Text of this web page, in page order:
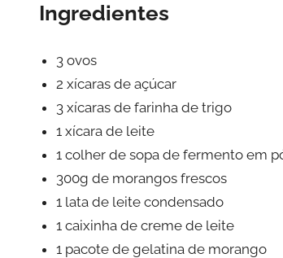
Ingredientes
3 ovos
2 xícaras de açúcar
3 xícaras de farinha de trigo
1 xícara de leite
1 colher de sopa de fermento em
300g de morangos frescos
1 lata de leite condensado
1 caixinha de creme de leite
1 pacote de gelatina de morango